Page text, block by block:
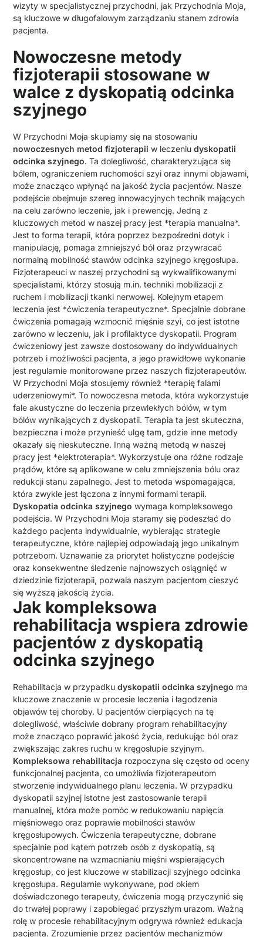
wizyty w specjalistycznej przychodni, jak Przychodnia Moja,
są kluczowe w długofalowym zarządzaniu stanem zdrowia
pacjenta.
Nowoczesne metody
fizjoterapii stosowane w
walce z dyskopatią odcinka
szyjnego
W Przychodni Moja skupiamy się na stosowaniu
nowoczesnych metod fizjoterapii w leczeniudyskopatii
odcinka szyjnego. Ta dolegliwość, charakteryzująca się
bólem, ograniczeniem ruchomości szyi oraz innymi objawami,
może znacząco wpłynąć na jakość życia pacjentów. Nasze
podejście obejmuje szereg innowacyjnych technik mających
na celu zarówno leczenie, jak i prewencję. Jedną z
kluczowych metod w naszej pracy jest *terapia manualna*.
Jest to forma terapii, która poprzez bezpośredni dotyk i
manipulację, pomaga zmniejszyć ból oraz przywracać
normalną mobilność stawów odcinka szyjnego kręgosłupa.
Fizjoterapeuci w naszej przychodni są wykwalifikowanymi
specjalistami, którzy stosują m.in. techniki mobilizacji z
ruchem i mobilizacji tkanki nerwowej. Kolejnym etapem
leczenia jest *ćwiczenia terapeutyczne*. Specjalnie dobrane
ćwiczenia pomagają wzmocnić mięśnie szyi, co jest istotne
zarówno w leczeniu, jak i profilaktyce dyskopatii. Program
ćwiczeniowy jest zawsze dostosowany do indywidualnych
potrzeb i możliwości pacjenta, a jego prawidłowe wykonanie
jest regularnie monitorowane przez naszych fizjoterapeutów.
W Przychodni Moja stosujemy również *terapię falami
uderzeniowymi*. To nowoczesna metoda, która wykorzystuje
fale akustyczne do leczenia przewlekłych bólów, w tym
bólów wynikających z dyskopatii. Terapia ta jest skuteczna,
bezpieczna i może przynieść ulgę tam, gdzie inne metody
okazały się nieskuteczne. Inną ważną metodą w naszej
pracy jest *elektroterapia*. Wykorzystuje ona różne rodzaje
prądów, które są aplikowane w celu zmniejszenia bólu oraz
redukcji stanu zapalnego. Jest to metoda wspomagająca,
która zwykle jest łączona z innymi formami terapii.
Dyskopatia odcinka szyjnego wymaga kompleksowego
podejścia. W Przychodni Moja staramy się podeszłać do
każdego pacjenta indywidualnie, wybierając strategie
terapeutyczne, które najlepiej odpowiadają jego unikalnym
potrzebom. Uznawanie za priorytet holistyczne podejście
oraz konsekwentne śledzenie najnowszych osiągnięć w
dziedzinie fizjoterapii, pozwala naszym pacjentom cieszyć
się wyższą jakością życia.
Jak kompleksowa
rehabilitacja wspiera zdrowie
pacjentów z dyskopatią
odcinka szyjnego
Rehabilitacja w przypadkudyskopatii odcinka szyjnego ma
kluczowe znaczenie w procesie leczenia i łagodzenia
objawów tej choroby. U pacjentów cierpiących na tę
dolegliwość, właściwie dobrany program rehabilitacyjny
może znacząco poprawić jakość życia, redukując ból oraz
zwiększając zakres ruchu w kręgosłupie szyjnym.
Kompleksowa rehabilitacja rozpoczyna się często od oceny
funkcjonalnej pacjenta, co umożliwia fizjoterapeutom
stworzenie indywidualnego planu leczenia. W przypadku
dyskopatii szyjnej istotne jest zastosowanie terapii
manualnej, która może pomóc w redukowaniu napięcia
mięśniowego oraz poprawie mobilności stawów
kręgosłupowych. Ćwiczenia terapeutyczne, dobrane
specjalnie pod kątem potrzeb osób z dyskopatią, są
skoncentrowane na wzmacnianiu mięśni wspierających
kręgosłup, co jest kluczowe w stabilizacji szyjnego odcinka
kręgosłupa. Regularnie wykonywane, pod okiem
doświadczonego terapeuty, ćwiczenia mogą przyczynić się
do trwałej poprawy i zapobiegać przyszłym urazom. Ważną
rolę w procesie rehabilitacyjnym odgrywa również edukacja
pacjenta. Zrozumienie przez pacjentów mechanizmów